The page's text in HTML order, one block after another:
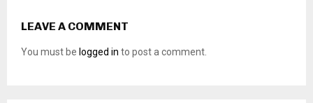
LEAVE A COMMENT
You must be logged in to post a comment.